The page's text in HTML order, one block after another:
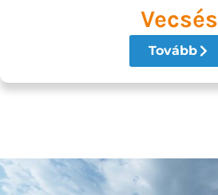
Vecsés
Tovább